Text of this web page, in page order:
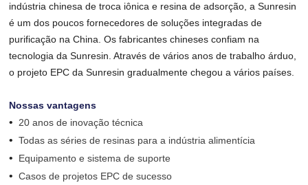
indústria chinesa de troca iônica e resina de adsorção, a Sunresin
é um dos poucos fornecedores de soluções integradas de
purificação na China. Os fabricantes chineses confiam na
tecnologia da Sunresin. Através de vários anos de trabalho árduo,
o projeto EPC da Sunresin gradualmente chegou a vários países.
Nossas vantagens
• 20 anos de inovação técnica
•Todas as séries de resinas para a indústria alimentícia
• Equipamento e sistema de suporte
•Casos de projetos EPC de sucesso